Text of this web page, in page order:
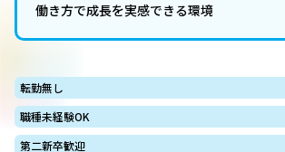
働き方で成長を実感できる環境
転勤無し
職種未経験OK
第二新卒歓迎